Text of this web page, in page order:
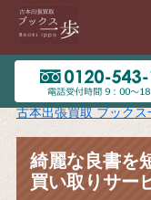
古本出張買取 ブックス
綺麗な良書を
買い取りサー